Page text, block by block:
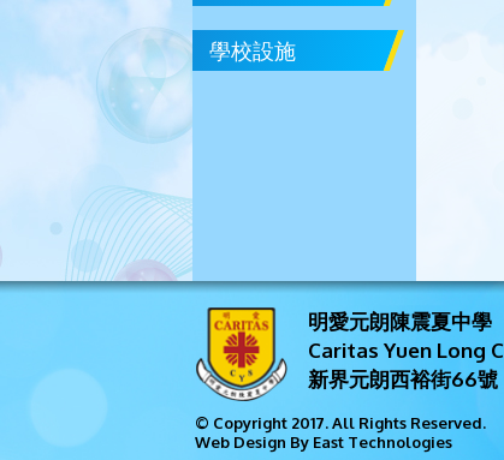
學校設施
明愛元朗陳震夏中學
Caritas Yuen Long
新界元朗西裕街66號
© Copyright 2017. All Rights Reserved.
Web Design By East Technologies